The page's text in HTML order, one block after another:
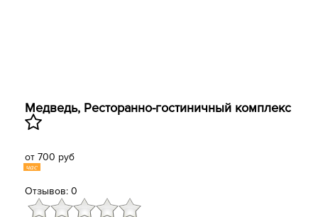
Медведь, Ресторанно-гостиничный комплекс
от 700 руб
час
Отзывов: 0